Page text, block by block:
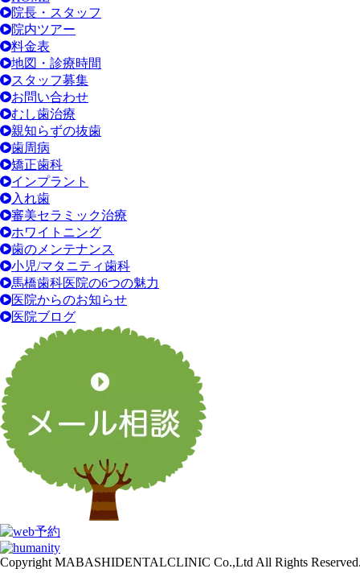
院長・スタッフ
院内ツアー
料金表
地図・診療時間
スタッフ募集
お問い合わせ
むし歯治療
親知らずの抜歯
歯周病
矯正歯科
インプラント
入れ歯
審美セラミック治療
ホワイトニング
歯のメンテナンス
小児/マタニティ歯科
馬橋歯科医院の6つの魅力
医院からのお知らせ
医院ブログ
Copyright MABASHIDENTALCLINIC Co.,Ltd All Rights